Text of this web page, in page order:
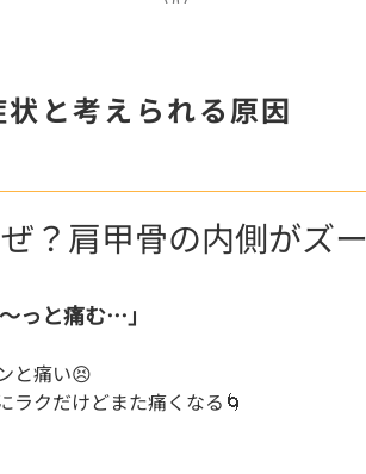
状と考えられる原因
？肩甲骨の内側がズ
っと痛む…」
と痛い😣
ラクだけどまた痛くなる🌀